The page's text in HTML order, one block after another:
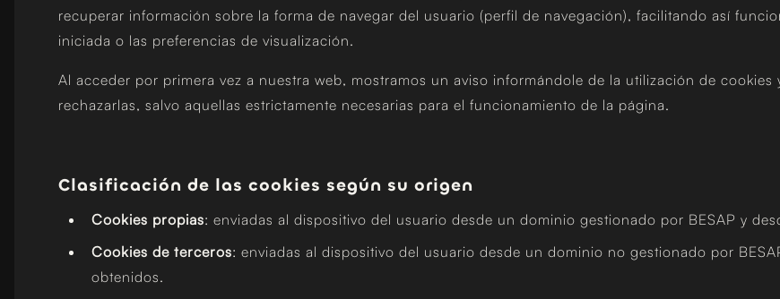
recuperar información sobre la forma de navegar del usuario (perfil de navegación), facilitando así
iniciada o las preferencias de visualización.
Al acceder por primera vez a nuestra web, mostramos un aviso informándole de la utilización de
rechazarlas, salvo aquellas estrictamente necesarias para el funcionamiento de la página.
Clasificación de las cookies según su origen
Cookies propias: enviadas al dispositivo del usuario desde un dominio gestionado por BESAP y
Cookies de terceros: enviadas al dispositivo del usuario desde un dominio no gestionado por
obtenidos.